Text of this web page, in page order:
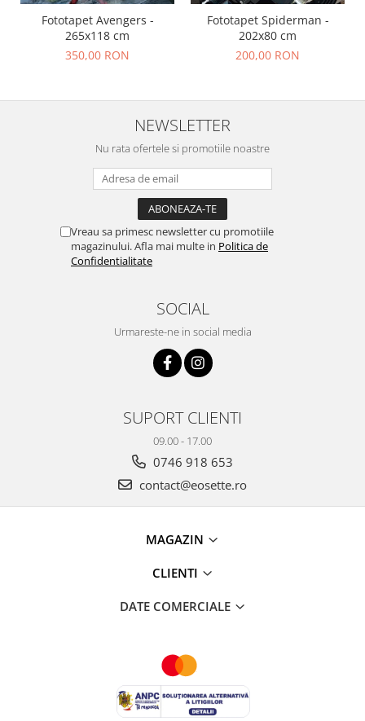
Fototapet Avengers -
265x118 cm
350,00 RON
Fototapet Spiderman -
202x80 cm
200,00 RON
NEWSLETTER
Nu rata ofertele si promotiile noastre
Vreau sa primesc newsletter cu promotiile
magazinului. Afla mai multe in Politica de
Confidentialitate
SOCIAL
Urmareste-ne in social media
SUPORT CLIENTI
09.00 - 17.00
0746 918 653
contact@eosette.ro
MAGAZIN
CLIENTI
DATE COMERCIALE